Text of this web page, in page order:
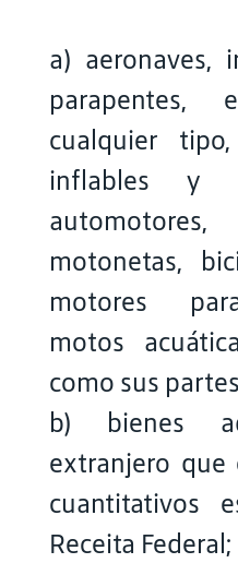
a) aeronaves,
parapentes,
cualquier
inflables y
motonetas,
motores
motos
como sus
b) bienes
extranjero que
cuantitativos
Receita Federal;